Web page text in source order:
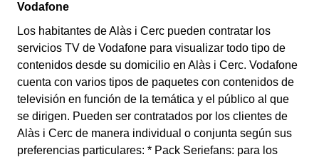
Vodafone
Los habitantes de Alàs i Cerc pueden contratar los
servicios TV de Vodafone para visualizar todo tipo de
contenidos desde su domicilio en Alàs i Cerc. Vodafone
cuenta con varios tipos de paquetes con contenidos de
televisión en función de la temática y el público al que
se dirigen. Pueden ser contratados por los clientes de
Alàs i Cerc de manera individual o conjunta según sus
preferencias particulares: * Pack Seriefans: para los